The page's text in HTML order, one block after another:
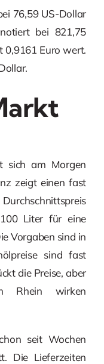
76,59 US-Dollar
bei 821,75
0,9161 Euro wert.
sich am Morgen
zeigt einen fast
Liter für eine
Vorgaben sind in
sind fast
die Preise, aber
Rhein wirken
seit Wochen
Die Lieferzeiten